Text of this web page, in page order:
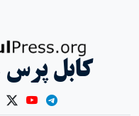
کابل پرس